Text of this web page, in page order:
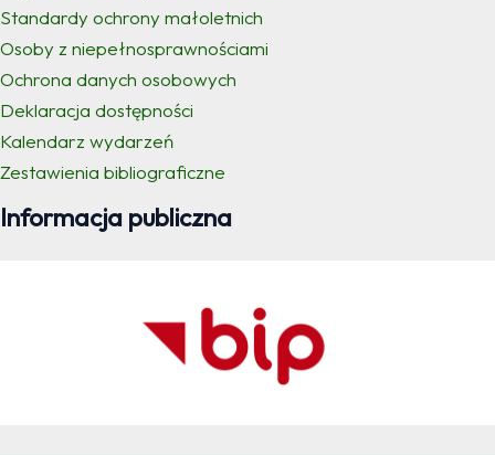
Standardy ochrony małoletnich
Osoby z niepełnosprawnościami
Ochrona danych osobowych
Deklaracja dostępności
Kalendarz wydarzeń
Zestawienia bibliograficzne
Informacja publiczna